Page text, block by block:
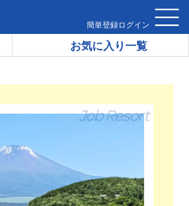
簡単登録ログイン
お気に入り一覧